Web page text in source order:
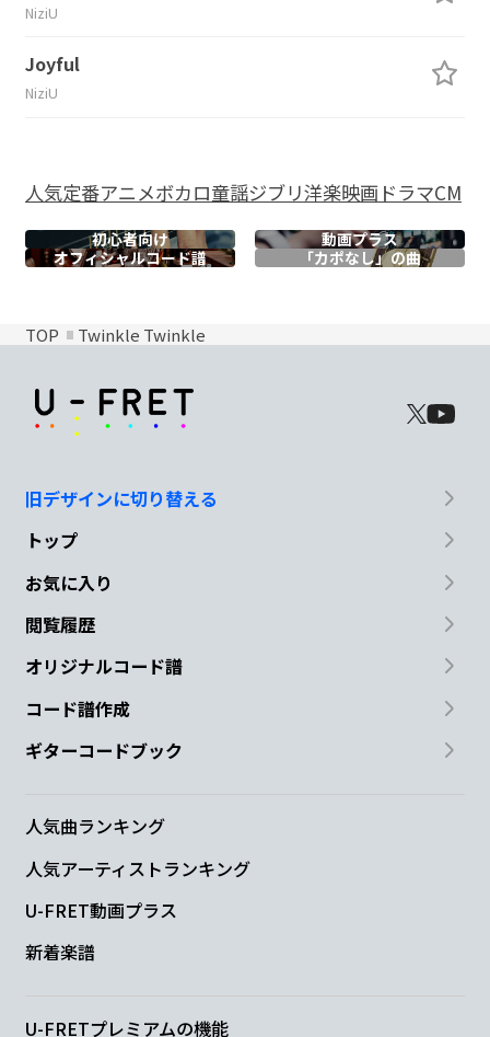
NiziU
Joyful
NiziU
人気定番アニメボカロ童謡ジブリ洋楽映画ドラマCM
初心者向け
動画プラス
オフィシャルコード譜 「カポなし」の曲
TOP Twinkle Twinkle
旧デザインに切り替える
トップ
お気に入り
閲覧履歴
オリジナルコード譜
コード譜作成
ギターコードブック
人気曲ランキング
人気アーティストランキング
U-FRET動画プラス
新着楽譜
U-FRETプレミアムの機能